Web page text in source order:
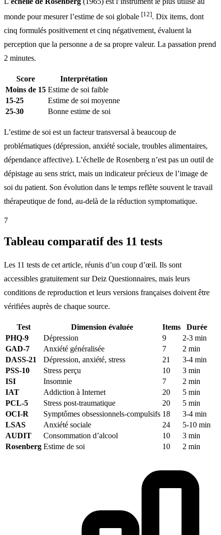
monde pour mesurer l’estime de soi globale [12]. Dix items, dont
cinq formulés positivement et cinq négativement, évaluent la
perception que la personne a de sa propre valeur. La passation prend
2 minutes.
Score
Interprétation
Moins de 15 Estime de soi faible
15-25
Estime de soi moyenne
25-30
Bonne estime de soi
L’estime de soi est un facteur transversal à beaucoup de
problématiques (dépression, anxiété sociale, troubles alimentaires,
dépendance affective). L’échelle de Rosenberg n’est pas un outil de
dépistage au sens strict, mais un indicateur précieux de l’image de
soi du patient. Son évolution dans le temps reflète souvent le travail
thérapeutique de fond, au-delà de la réduction symptomatique.
7
Tableau comparatif des 11 tests
Les 11 tests de cet article, réunis d’un coup d’œil. Ils sont
accessibles gratuitement sur Deiz Questionnaires, mais leurs
conditions de reproduction et leurs versions françaises doivent être
vérifiées auprès de chaque source.
Test Dimension évaluée Items
Durée
PHQ-9
Dépression 9
2-3 min
GAD-7
Anxiété généralisée 7
2 min
DASS-21
Dépression, anxiété, stress 21
3-4 min
PSS-10
Stress perçu 10
3 min
ISI
Insomnie 7
2 min
IAT
Addiction à Internet 20
5 min
PCL-5
Stress post-traumatique 20
5 min
OCI-R
Symptômes obsessionnels-compulsifs 18
3-4 min
LSAS
Anxiété sociale 24
5-10 min
AUDIT
Consommation d’alcool 10
3 min
Rosenberg Estime de soi 10 2 min